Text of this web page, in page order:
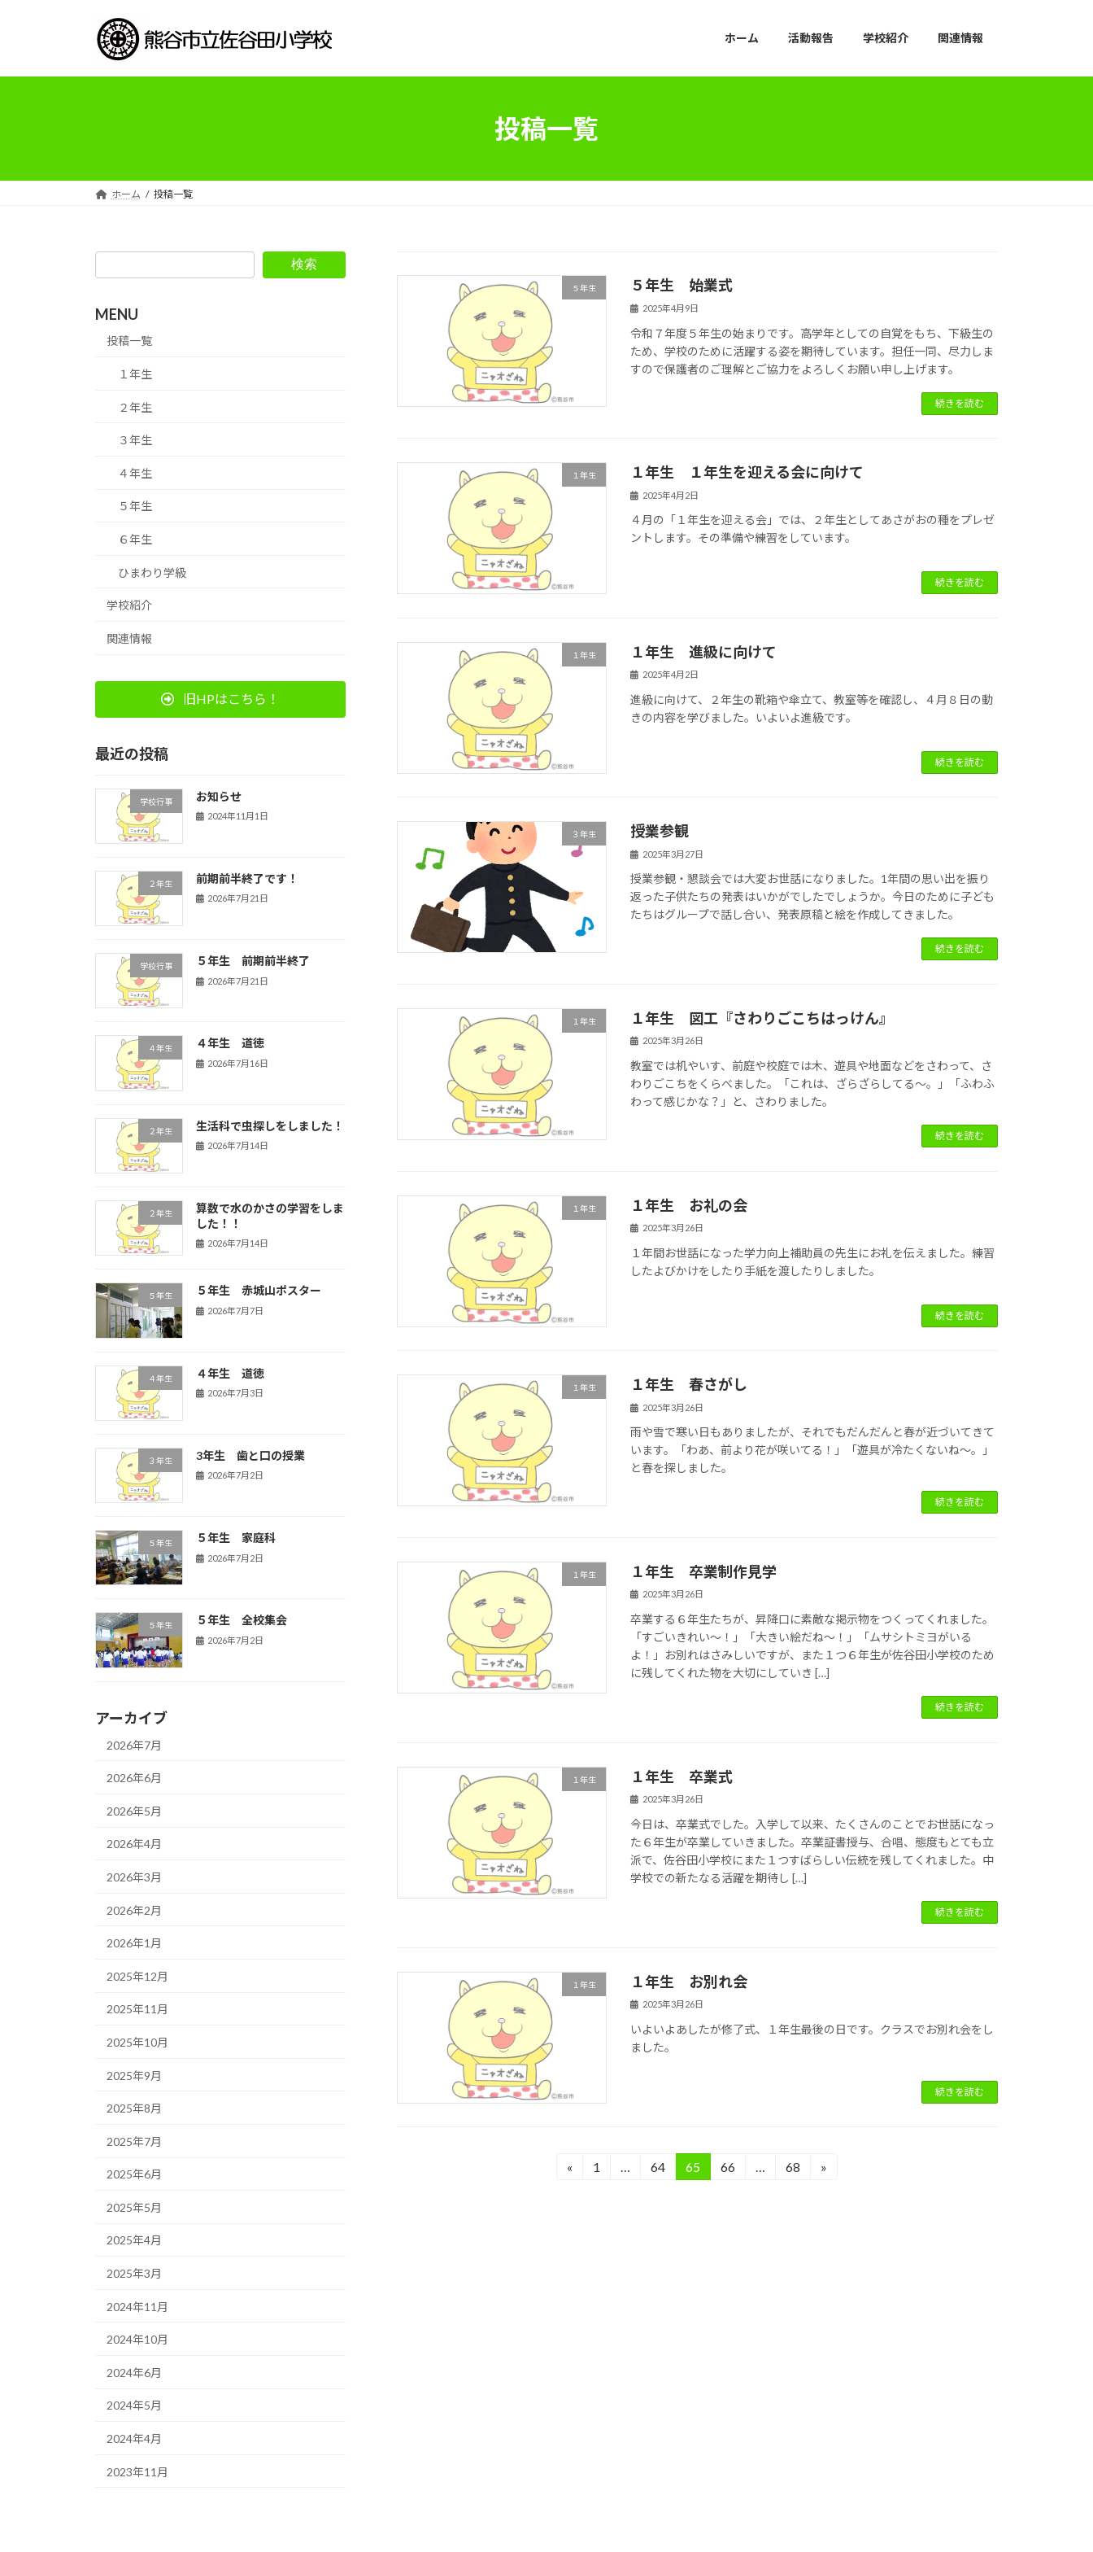
プ
動
ホーム 活動報告 学校紹介 関連情報
投稿一覧
ホーム 投稿一覧
５年生 ５年生 始業式
2025年4月9日
令和７年度５年生の始まりです。高学年としての自覚をもち、下級生の
ため、学校のために活躍する姿を期待しています。担任一同、尽力しま
すので保護者のご理解とご協力をよろしくお願い申し上げます。
続きを読む
１年生 １年生 １年生を迎える会に向けて
2025年4月2日
４月の「１年生を迎える会」では、２年生としてあさがおの種をプレゼ
ントします。その準備や練習をしています。
続きを読む
１年生 １年生 進級に向けて
2025年4月2日
進級に向けて、２年生の靴箱や傘立て、教室等を確認し、４月８日の動
きの内容を学びました。いよいよ進級です。
続きを読む
３年生 授業参観
2025年3月27日
授業参観・懇談会では大変お世話になりました。1年間の思い出を振り
返った子供たちの発表はいかがでしたでしょうか。今日のために子ども
たちはグループで話し合い、発表原稿と絵を作成してきました。
続きを読む
１年生 １年生 図工『さわりごこちはっけん』
2025年3月26日
教室では机やいす、前庭や校庭では木、遊具や地面などをさわって、さ
わりごこちをくらべました。「これは、ざらざらしてる～。」「ふわふ
わって感じかな？」と、さわりました。
続きを読む
１年生 １年生 お礼の会
2025年3月26日
１年間お世話になった学力向上補助員の先生にお礼を伝えました。練習
したよびかけをしたり手紙を渡したりしました。
続きを読む
１年生 １年生 春さがし
2025年3月26日
雨や雪で寒い日もありましたが、それでもだんだんと春が近づいてきて
います。「わあ、前より花が咲いてる！」「遊具が冷たくないね～。」
と春を探しました。
続きを読む
１年生 １年生 卒業制作見学
2025年3月26日
卒業する６年生たちが、昇降口に素敵な掲示物をつくってくれました。
「すごいきれい～！」「大きい絵だね～！」「ムサシトミヨがいる
よ！」お別れはさみしいですが、また１つ６年生が佐谷田小学校のため
に残してくれた物を大切にしていき […]
続きを読む
１年生 １年生 卒業式
2025年3月26日
今日は、卒業式でした。入学して以来、たくさんのことでお世話になっ
た６年生が卒業していきました。卒業証書授与、合唱、態度もとても立
派で、佐谷田小学校にまた１つすばらしい伝統を残してくれました。中
学校での新たなる活躍を期待し […]
続きを読む
１年生 １年生 お別れ会
2025年3月26日
いよいよあしたが修了式、１年生最後の日です。クラスでお別れ会をし
ました。
続きを読む
«
固
1 …
固
64
固
65
固
66 …
固
68 »
検索
MENU
投稿一覧
１年生
２年生
３年生
４年生
５年生
６年生
ひまわり学級
学校紹介
関連情報
旧HPはこちら！
最近の投稿
学校行事 お知らせ
2024年11月1日
２年生 前期前半終了です！
2026年7月21日
学校行事 ５年生 前期前半終了
2026年7月21日
４年生 ４年生 道徳
2026年7月16日
２年生 生活科で虫探しをしました！
2026年7月14日
２年生
算数で水のかさの学習をしま
した！！
2026年7月14日
５年生 ５年生 赤城山ポスター
2026年7月7日
４年生 ４年生 道徳
2026年7月3日
３年生 3年生 歯と口の授業
2026年7月2日
５年生 ５年生 家庭科
2026年7月2日
５年生 ５年生 全校集会
2026年7月2日
アーカイブ
2026年7月
2026年6月
2026年5月
2026年4月
2026年3月
2026年2月
2026年1月
2025年12月
2025年11月
2025年10月
2025年9月
2025年8月
2025年7月
2025年6月
2025年5月
2025年4月
2025年3月
2024年11月
2024年10月
2024年6月
2024年5月
2024年4月
2023年11月